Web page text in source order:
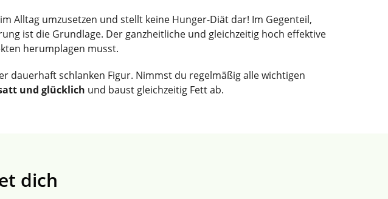
Alltag umzusetzen und stellt keine Hunger-Diät dar! Im Gegenteil,
ist die Grundlage. Der ganzheitliche und gleichzeitig hoch effektive
herumplagen musst.
dauerhaft schlanken Figur. Nimmst du regelmäßig alle wichtigen
und glücklich und baust gleichzeitig Fett ab.
dich